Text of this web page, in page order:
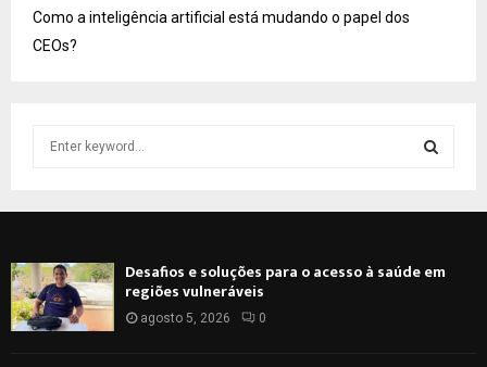
Como a inteligência artificial está mudando o papel dos
CEOs?
f
o
r
A
Desafios e soluções para o acesso à saúde em
regiões vulneráveis
agosto 5, 2026 0